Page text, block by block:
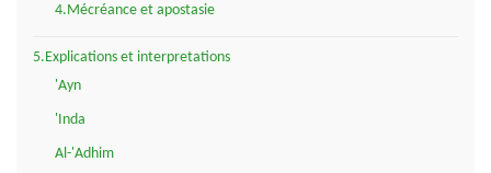
4.Mécréance et apostasie
5.Explications et interpretations
'Ayn
'Inda
Al-'Adhim